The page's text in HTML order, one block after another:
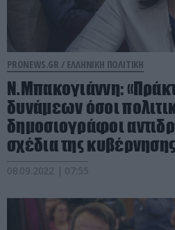
PRONEWS.GR / ΕΛΛΗΝΙΚΗ ΠΟΛΙΤΙΚΗ
Ν.Μπακογιάννη:
δυνάμεων όσοι
δημοσιογράφοι
σχέδια της
08.09.2022 | 07:55